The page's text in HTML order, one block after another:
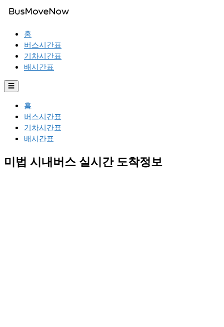
홈
버스시간표
기차시간표
배시간표
☰
홈
버스시간표
기차시간표
배시간표
미법 시내버스 실시간 도착정보